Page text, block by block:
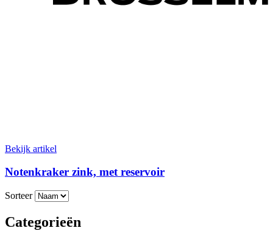
Bekijk artikel
Notenkraker zink, met reservoir
Sorteer
Categorieën